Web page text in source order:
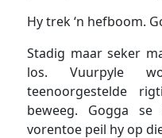
Hy trek ‘n hefboom.
Stadig maar seker
los. Vuurpyle
teenoorgestelde
beweeg. Gogga se
vorentoe peil hy op